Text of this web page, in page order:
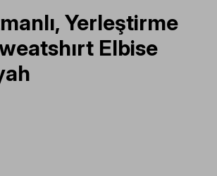
Yerleştirme
Elbise